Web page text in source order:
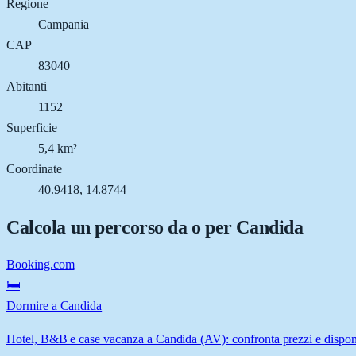
Regione
Campania
CAP
83040
Abitanti
1152
Superficie
5,4 km²
Coordinate
40.9418, 14.8744
Calcola un percorso da o per Candida
Booking.com
🛏️
Dormire a Candida
Hotel, B&B e case vacanza a Candida (AV): confronta prezzi e